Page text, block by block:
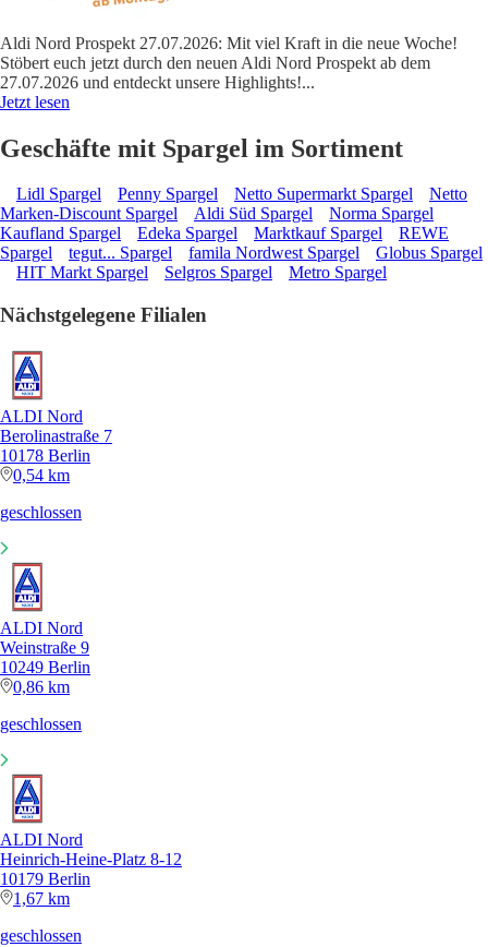
Aldi Nord Prospekt 27.07.2026: Mit viel Kraft in die neue Woche!
Stöbert euch jetzt durch den neuen Aldi Nord Prospekt ab dem
27.07.2026 und entdeckt unsere Highlights!...
Jetzt lesen
Geschäfte mit Spargel im Sortiment
Lidl Spargel Penny Spargel Netto Supermarkt Spargel
Netto
Marken-Discount Spargel
Aldi Süd Spargel
Norma Spargel
Kaufland Spargel
Edeka Spargel Marktkauf Spargel
REWE
Spargel
tegut... Spargel famila Nordwest Spargel
Globus Spargel
HIT Markt Spargel
Selgros Spargel Metro Spargel
Nächstgelegene Filialen
ALDI Nord
Berolinastraße 7
10178 Berlin
0,54 km
geschlossen
ALDI Nord
Weinstraße 9
10249 Berlin
0,86 km
geschlossen
ALDI Nord
Heinrich-Heine-Platz 8-12
10179 Berlin
1,67 km
geschlossen